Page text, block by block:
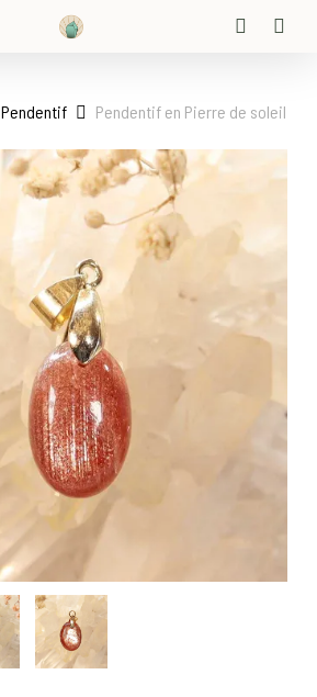
Pendentif Pendentif en Pierre de soleil